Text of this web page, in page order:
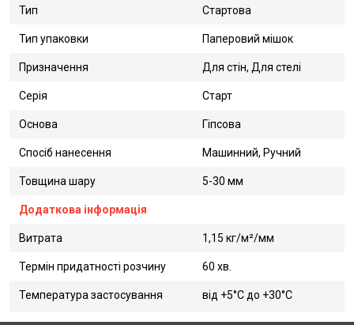
Тип Стартова
Тип упаковки Паперовий мішок
Призначення Для стін, Для стелі
Серія Старт
Основа Гіпсова
Спосіб нанесення Машинний, Ручний
Товщина шару 5-30 мм
Додаткова інформація
Витрата 1,15 кг/м²/мм
Термін придатності розчину 60 хв.
Температура застосування від +5°С до +30°С